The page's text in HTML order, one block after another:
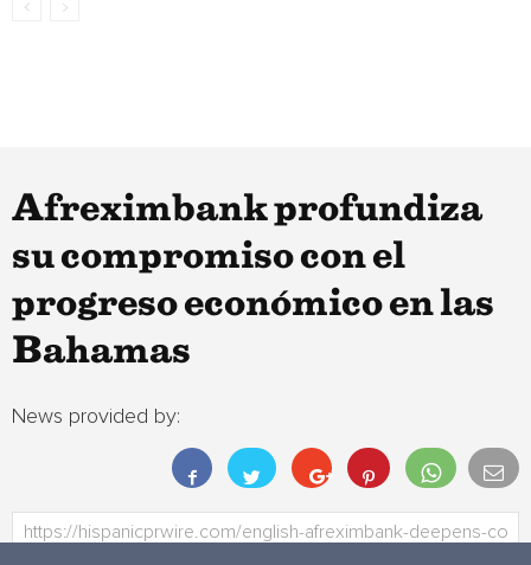
Afreximbank profundiza
su compromiso con el
progreso económico en las
Bahamas
News provided by: